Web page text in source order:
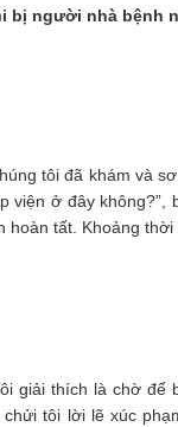
bị người nhà bệnh
tôi đã khám và
viện ở đây không?”,
hoàn tất. Khoảng thời
giải thích là chờ để
tôi lời lẽ xúc